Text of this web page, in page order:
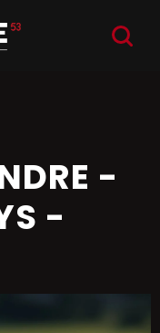
-
-